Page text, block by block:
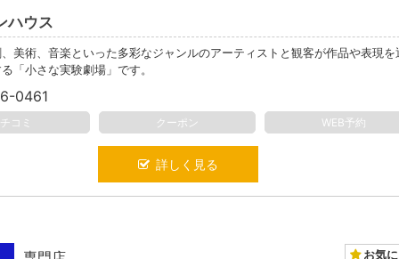
ハウス
美術、音楽といった多彩なジャンルのアーティストと観客が作品や表現を
「小さな実験劇場」です。
0461
コミ クーポン WEB予約
詳しく見る
お気